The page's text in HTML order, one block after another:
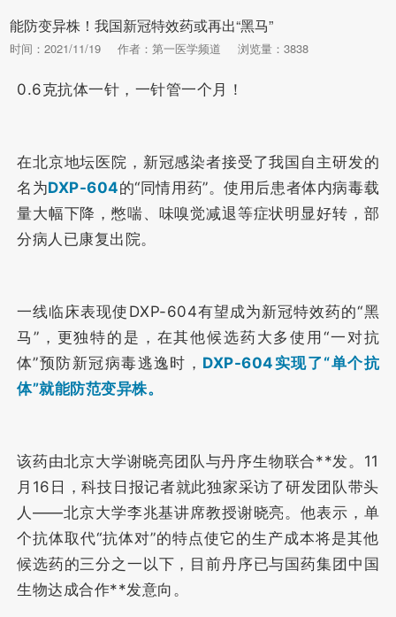
能防变异株！我国新冠特效药或再出“黑马”
时间：2021/11/19 作者：第一医学频道 浏览量：3838
0.6克抗体一针，一针管一个月！
在北京地坛医院，新冠感染者接受了我国自主研发的
名为DXP-604的“同情用药”。使用后患者体内病毒载
量大幅下降，憋喘、味嗅觉减退等症状明显好转，部
分病人已康复出院。
一线临床表现使DXP-604有望成为新冠特效药的“黑
马”，更独特的是，在其他候选药大多使用“一对抗
体”预防新冠病毒逃逸时， DXP-604实现了“单个抗
体”就能防范变异株。
该药由北京大学谢晓亮团队与丹序生物联合**发。11
月16日，科技日报记者就此独家采访了研发团队带头
人——北京大学李兆基讲席教授谢晓亮。他表示，单
个抗体取代“抗体对”的特点使它的生产成本将是其他
候选药的三分之一以下，目前丹序已与国药集团中国
生物达成合作**发意向。